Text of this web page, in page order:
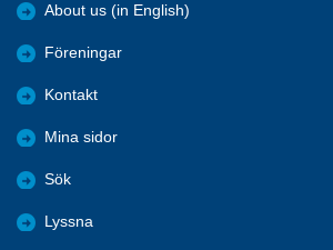
About us (in English)
Föreningar
Kontakt
Mina sidor
Sök
Lyssna